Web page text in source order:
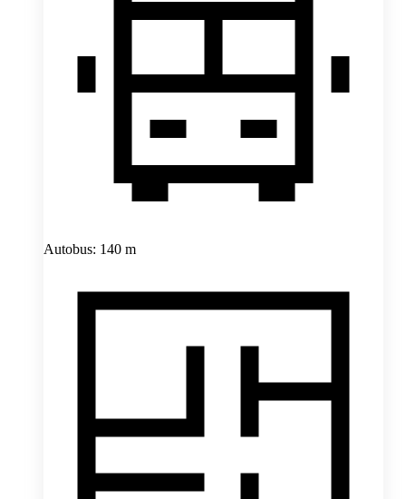
Autobus: 140 m